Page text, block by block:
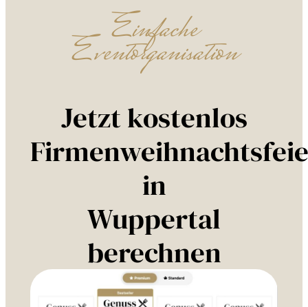
Einfache
Eventorganisation
Jetzt kostenlos
in
Wuppertal
berechnen